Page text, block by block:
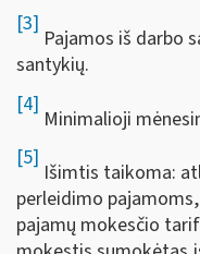
[3]
Pajamos iš darbo
santykių.
[4]
Minimalioji
[5]
Išimtis taikoma:
perleidimo
pajamų mokesčio